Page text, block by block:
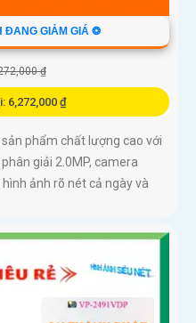
ĐANG GIẢM GIÁ ❂
₫
6,272,000 ₫
phẩm chất lượng cao với
giải 2.0MP, camera
ảnh rõ nét cả ngày và